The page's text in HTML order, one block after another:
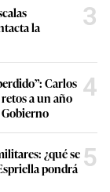
la
3
Carlos
a un año
Gobierno
4
¿qué se
pondrá 5